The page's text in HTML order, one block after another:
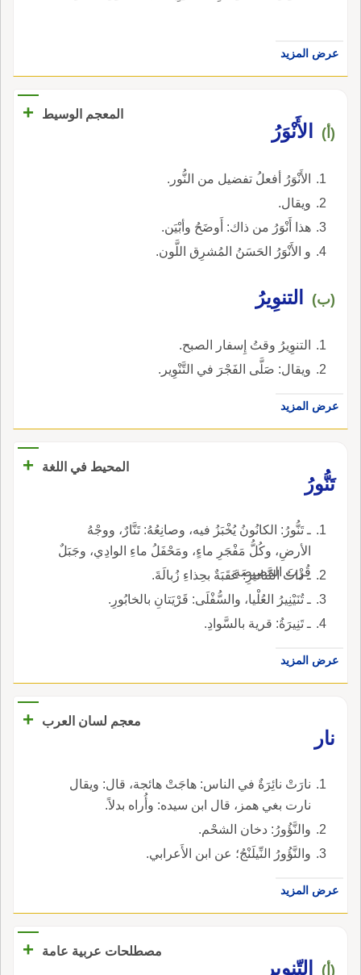
عرض المزيد
المعجم الوسيط +
(أ) الأَنْوَرُ
الأَنْوَرُ أفعلُ تفضيل من النُّور.
ويقال.
هذا أَنْوَرُ من ذاك: أَوضَحُ وأبْيَن.
و الأَنْوَرُ الحَسَنُ المُشرِق اللَّون.
(ب) التنوِيرُ
التنوِيرُ وقتُ إِسفار الصبح.
ويقال: صَلَّى الفَجْرَ في التَّنْوِير.
عرض المزيد
المحيط في اللغة
+
تَنُّورُ
ـ تَنُّورُ: الكانُونُ يُخْبَزُ فيه، وصانِعُهُ: تَنَّارٌ، ووجْهُ
الأرضِ، وكُلُّ مَفْجَرِ ماءٍ، ومَحْفَلُ ماءِ الوادِي، وجَبَلٌ
قُرْبَ المَصِيصَةِ.
ـ ذاتُ التَّنانيرِ: عَقَبَةٌ بحِذاءِ زُبالَةَ.
ـ تُنَيْنِيرُ العُلْيا، والسُّفْلَى: قَرْيَتانِ بالخابُورِ.
ـ تَنِيرَةُ: قرية بالسَّوادِ.
عرض المزيد
معجم لسان العرب
+
نار
نارَتْ نائِرَةٌ في الناس: هاجَتْ هائجة، قال: ويقال
نارت بغي همز، قال ابن سيده: وأُراه بدلاً.
والنَّؤُورُ: دخان الشحْم.
والنَّؤُورُ النِّيلَنْجُ؛ عن ابن الأَعرابي.
عرض المزيد
مصطلحات عربية عامة +
(أ) التّنوير